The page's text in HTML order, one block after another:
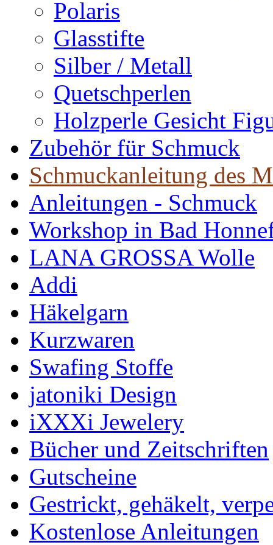
Polaris
Glasstifte
Silber / Metall
Quetschperlen
Holzperle Gesicht
Zubehör für Schmuck
Schmuckanleitung des
Anleitungen - Schmuck
Workshop in Bad
LANA GROSSA Wolle
Addi
Häkelgarn
Kurzwaren
Swafing Stoffe
jatoniki Design
iXXXi Jewelery
Bücher und Zeitschriften
Gutscheine
Gestrickt, gehäkelt,
Kostenlose Anleitungen